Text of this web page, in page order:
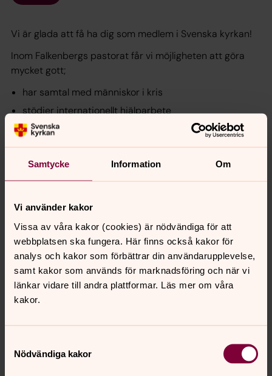
Samtycke Information Om
Vi använder kakor
Vissa av våra kakor (cookies) är nödvändiga för att
webbplatsen ska fungera. Här finns också kakor för
analys och kakor som förbättrar din användarupplevelse,
samt kakor som används för marknadsföring och när vi
länkar vidare till andra plattformar. Läs mer om våra
kakor.
Nödvändiga kakor
Vi är glada att få ha dig som medlem i Svenska kyrkan!
Inom Falkenbergs pastorat får vi möjligheten att göra
mycket gott;
har samtal med människor i kris
stödjer internationellt hjälparbete
gör hembesök hos äldre och sjuka
delar ut matkassar och kläder till behövande familjer
arbetar aktivt med det viktiga kulturarvet som
kyrkorna utgör
erbjuder ungdomar en meningsfull fritid
har ett rikt musikliv med deltagare i alla åldrar
hjälper i sorgen genom Leva vidare-grupper
Krykan är en plats för livets stora högtider som dop,
konfirmation, bröllop och begravning, men också för dina
Du är viktig för oss, för de behövande, för Falkenbergs